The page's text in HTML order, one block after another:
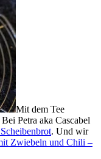
Mit dem Tee
Petra aka Cascabel
. Und wir
Zwiebeln und Chili –